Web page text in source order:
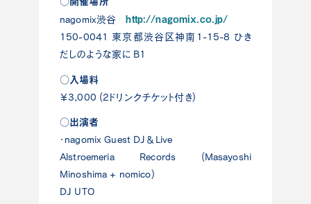
nagomix渋谷 http://nagomix.co.jp/
150-0041 東京都渋谷区神南1-15-8 ひき
だしのような家に B1
○入場料
￥3,000 (2ドリンクチケット付き)
○出演者
・nagomix Guest DJ＆Live
Alstroemeria Records (Masayoshi
Minoshima + nomico)
DJ UTO